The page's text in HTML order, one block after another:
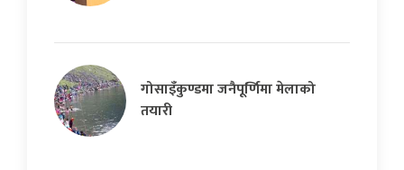
गोसाइँकुण्डमा जनैपूर्णिमा मेलाको
तयारी